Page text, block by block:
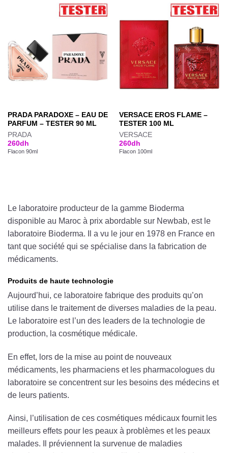
PRADA PARADOXE – EAU DE
PARFUM – TESTER 90 ML
PRADA
260dh
Flacon 90ml
VERSACE EROS FLAME –
TESTER 100 ML
VERSACE
260dh
Flacon 100ml
Le laboratoire producteur de la gamme Bioderma
disponible au Maroc à prix abordable sur Newbab, est le
laboratoire Bioderma. Il a vu le jour en 1978 en France en
tant que société qui se spécialise dans la fabrication de
médicaments.
Produits de haute technologie
Aujourd’hui, ce laboratoire fabrique des produits qu’on
utilise dans le traitement de diverses maladies de la peau.
Le laboratoire est l’un des leaders de la technologie de
production, la cosmétique médicale.
En effet, lors de la mise au point de nouveaux
médicaments, les pharmaciens et les pharmacologues du
laboratoire se concentrent sur les besoins des médecins et
de leurs patients.
Ainsi, l’utilisation de ces cosmétiques médicaux fournit les
meilleurs effets pour les peaux à problèmes et les peaux
malades. Il préviennent la survenue de maladies